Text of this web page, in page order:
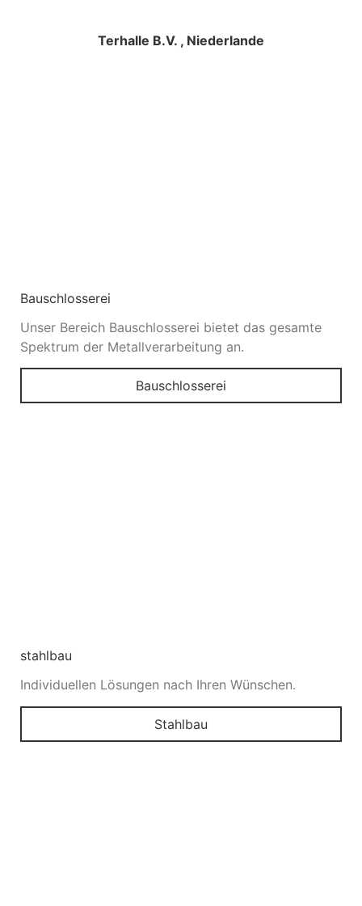
Terhalle B.V. , Niederlande
Bauschlosserei
Unser Bereich Bauschlosserei bietet das gesamte
Spektrum der Metallverarbeitung an.
Bauschlosserei
stahlbau
Individuellen Lösungen nach Ihren Wünschen.
Stahlbau